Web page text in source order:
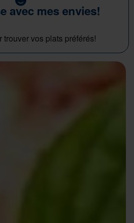
avec mes envies!
vos plats préférés!